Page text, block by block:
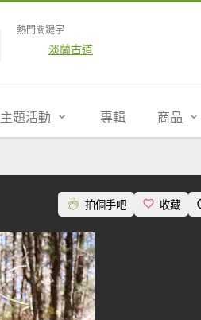
熱門關鍵字
淡蘭古道
主題活動 專輯 商品
拍個手吧 收藏